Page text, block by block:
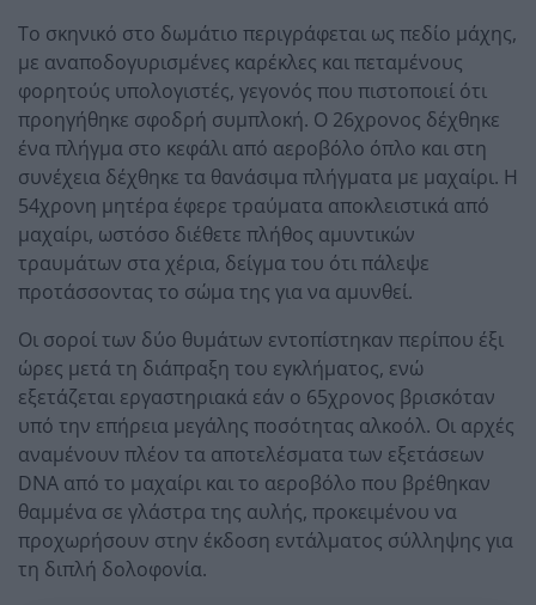
Το σκηνικό στο δωμάτιο περιγράφεται ως πεδίο μάχης,
με αναποδογυρισμένες καρέκλες και πεταμένους
φορητούς υπολογιστές, γεγονός που πιστοποιεί ότι
προηγήθηκε σφοδρή συμπλοκή. Ο 26χρονος δέχθηκε
ένα πλήγμα στο κεφάλι από αεροβόλο όπλο και στη
συνέχεια δέχθηκε τα θανάσιμα πλήγματα με μαχαίρι. Η
54χρονη μητέρα έφερε τραύματα αποκλειστικά από
μαχαίρι, ωστόσο διέθετε πλήθος αμυντικών
τραυμάτων στα χέρια, δείγμα του ότι πάλεψε
προτάσσοντας το σώμα της για να αμυνθεί.
Οι σοροί των δύο θυμάτων εντοπίστηκαν περίπου έξι
ώρες μετά τη διάπραξη του εγκλήματος, ενώ
εξετάζεται εργαστηριακά εάν ο 65χρονος βρισκόταν
υπό την επήρεια μεγάλης ποσότητας αλκοόλ. Οι αρχές
αναμένουν πλέον τα αποτελέσματα των εξετάσεων
DNA από το μαχαίρι και το αεροβόλο που βρέθηκαν
θαμμένα σε γλάστρα της αυλής, προκειμένου να
προχωρήσουν στην έκδοση εντάλματος σύλληψης για
τη διπλή δολοφονία.